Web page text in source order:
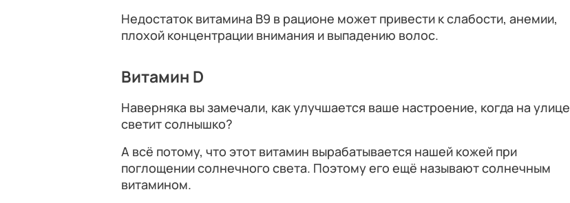
Недостаток витамина B9 в рационе может привести к слабости, анемии,
плохой концентрации внимания и выпадению волос.
Витамин D
Наверняка вы замечали, как улучшается ваше настроение, когда на улице
светит солнышко?
А всё потому, что этот витамин вырабатывается нашей кожей при
поглощении солнечного света. Поэтому его ещё называют солнечным
витамином.